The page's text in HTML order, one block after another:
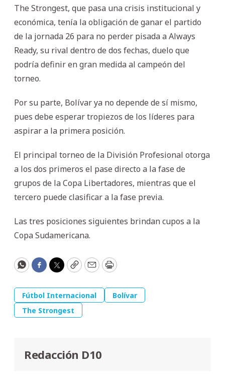
The Strongest, que pasa una crisis institucional y
económica, tenía la obligación de ganar el partido
de la jornada 26 para no perder pisada a Always
Ready, su rival dentro de dos fechas, duelo que
podría definir en gran medida al campeón del
torneo.
Por su parte, Bolívar ya no depende de sí mismo,
pues debe esperar tropiezos de los líderes para
aspirar a la primera posición.
El principal torneo de la División Profesional otorga
a los dos primeros el pase directo a la fase de
grupos de la Copa Libertadores, mientras que el
tercero puede clasificar a la fase previa.
Las tres posiciones siguientes brindan cupos a la
Copa Sudamericana.
WhatsApp
Facebook
Twitter
CopyEmailPrint
Fútbol Internacional
Bolívar
The Strongest
Redacción D10